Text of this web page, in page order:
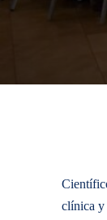
clínica y